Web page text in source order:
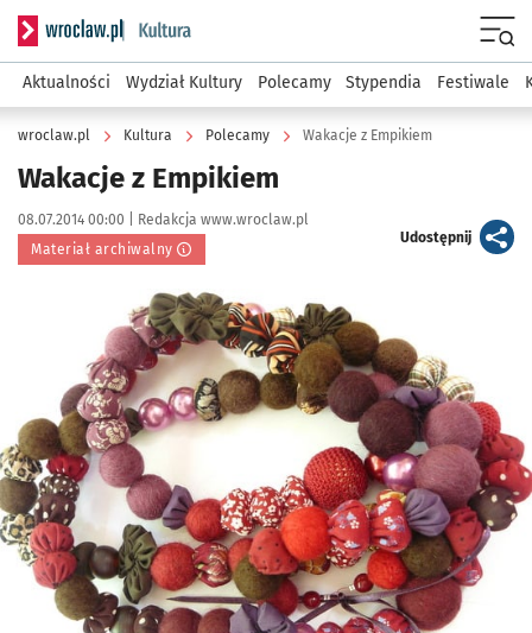
Serwis informacyjny wroclaw.pl podserwis: Kultura
Aktualności Wydział Kultury Polecamy Stypendia Festiwale
wroclaw.pl Kultura Polecamy Wakacje z Empikiem
Wakacje z Empikiem
Data publikacji:
08.07.2014 00:00 | Autor:
Redakcja www.wroclaw.pl
Materiał archiwalny
Udostępnijartykuł
Kliknij, aby powiększyć